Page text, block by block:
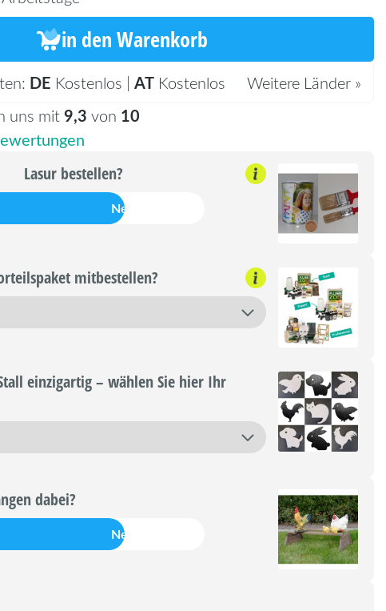
in den Warenkorb
DE Kostenlos |AT Kostenlos
Weitere Länder »
uns mit9,3 von 10
Lasur bestellen?
Nein
mitbestellen?
einzigartig – wählen Sie hier Ihr
dabei?
Nein